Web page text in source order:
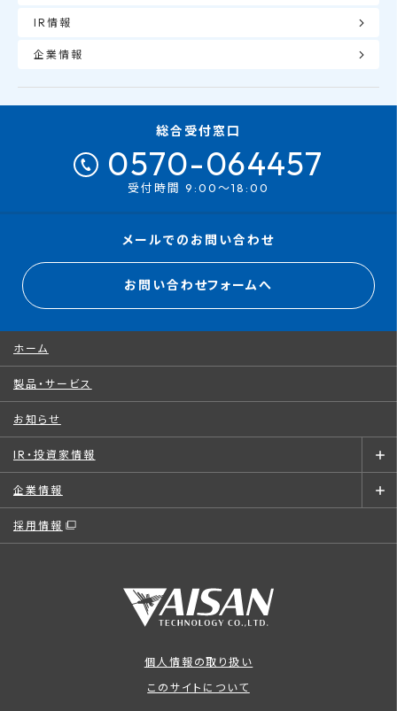
IR情報
企業情報
総合受付窓口
0570-064457
受付時間 9:00～18:00
メールでのお問い合わせ
お問い合わせフォームへ
ホーム
製品・サービス
お知らせ
IR・投資家情報
企業情報
採用情報
個人情報の取り扱い
このサイトについて